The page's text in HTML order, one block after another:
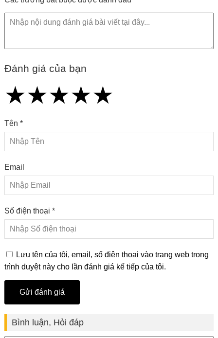
Đánh giá của bạn
★
★★
★★★
★★★★
★★★★★
Tên *
Email
Số điện thoại *
Lưu tên của tôi, email, số điện thoại vào trang web trong
trình duyệt này cho lần đánh giá kế tiếp của tôi.
Bình luận, Hỏi đáp